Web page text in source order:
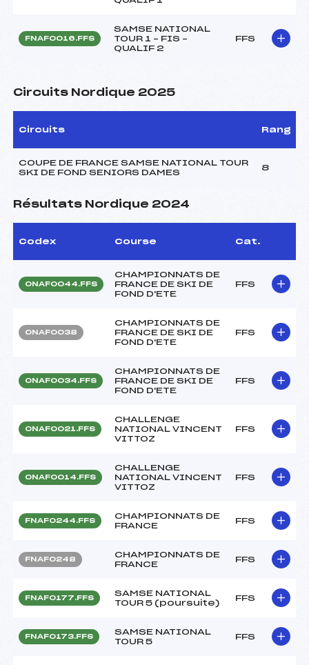
FNAF0016.FFS
SAMSE NATIONAL
TOUR 1 – FIS –
QUALIF 2
FFS
Circuits Nordique 2025
Circuits Rang
COUPE DE FRANCE SAMSE NATIONAL TOUR
SKI DE FOND SENIORS DAMES
8
Résultats Nordique 2024
Codex Course Cat.
ONAF0044.FFS
CHAMPIONNATS DE
FRANCE DE SKI DE
FOND D'ETE
FFS
ONAF0038
CHAMPIONNATS DE
FRANCE DE SKI DE
FOND D'ETE
FFS
ONAF0034.FFS
CHAMPIONNATS DE
FRANCE DE SKI DE
FOND D'ETE
FFS
ONAF0021.FFS
CHALLENGE
NATIONAL VINCENT
VITTOZ
FFS
ONAF0014.FFS
CHALLENGE
NATIONAL VINCENT
VITTOZ
FFS
FNAF0244.FFS
CHAMPIONNATS DE
FRANCE
FFS
FNAF0248
CHAMPIONNATS DE
FRANCE
FFS
FNAF0177.FFS
SAMSE NATIONAL
TOUR 5 (poursuite)
FFS
FNAF0173.FFS
SAMSE NATIONAL
TOUR 5
FFS